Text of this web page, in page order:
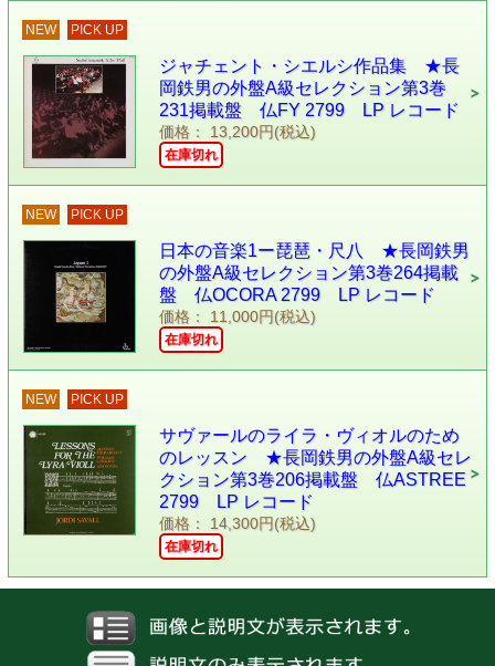
NEW PICK UP
ジャチェント・シエルシ作品集 ★長
岡鉄男の外盤A級セレクション第3巻
231掲載盤 仏FY 2799 LP レコード
価格： 13,200円(税込)
在庫切れ
NEW PICK UP
日本の音楽1ー琵琶・尺八 ★長岡鉄男
の外盤A級セレクション第3巻264掲載
盤 仏OCORA 2799 LP レコード
価格： 11,000円(税込)
在庫切れ
NEW PICK UP
サヴァールのライラ・ヴィオルのため
のレッスン ★長岡鉄男の外盤A級セレ
クション第3巻206掲載盤 仏ASTREE
2799 LP レコード
価格： 14,300円(税込)
在庫切れ